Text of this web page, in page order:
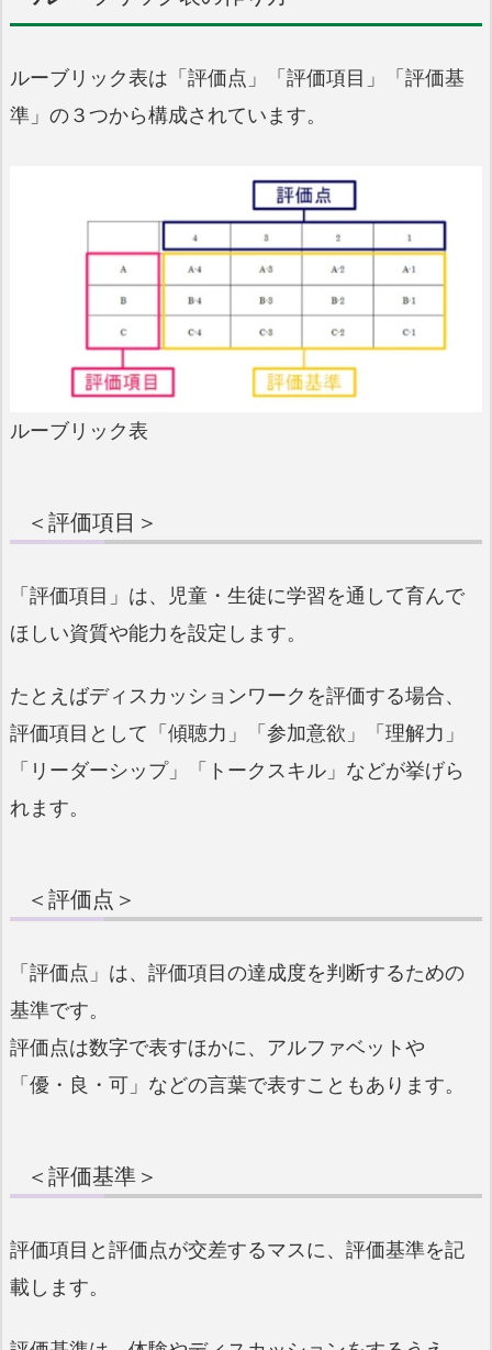
ルーブリック表は「評価点」「評価項目」「評価基
準」の３つから構成されています。
ルーブリック表
＜評価項目＞
「評価項目」は、児童・生徒に学習を通して育んで
ほしい資質や能力を設定します。
たとえばディスカッションワークを評価する場合、
評価項目として「傾聴力」「参加意欲」「理解力」
「リーダーシップ」「トークスキル」などが挙げら
れます。
＜評価点＞
「評価点」は、評価項目の達成度を判断するための
基準です。
評価点は数字で表すほかに、アルファベットや
「優・良・可」などの言葉で表すこともあります。
＜評価基準＞
評価項目と評価点が交差するマスに、評価基準を記
載します。